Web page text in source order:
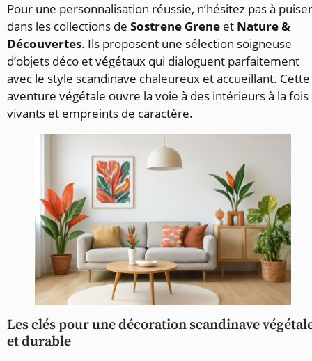
Pour une personnalisation réussie, n’hésitez pas à puiser
dans les collections de Sostrene Grene et Nature &
Découvertes. Ils proposent une sélection soigneuse
d’objets déco et végétaux qui dialoguent parfaitement
avec le style scandinave chaleureux et accueillant. Cette
aventure végétale ouvre la voie à des intérieurs à la fois
vivants et empreints de caractère.
Les clés pour une décoration scandinave
et durable